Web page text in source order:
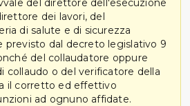
del direttore dell'esecuzione
dei lavori, del
di salute e di sicurezza
previsto dal decreto legislativo 9
del collaudatore oppure
collaudo o del verificatore della
il corretto ed effettivo
ad ognuno affidate.